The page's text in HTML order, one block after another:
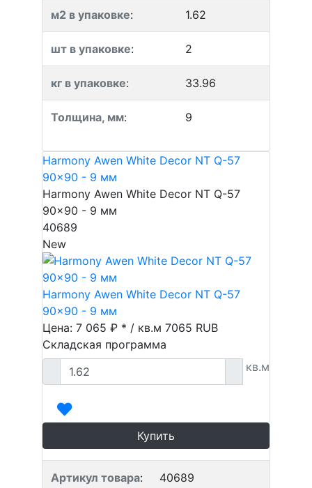
м2 в упаковке: 1.62
шт в упаковке: 2
кг в упаковке: 33.96
Толщина, мм: 9
Harmony Awen White Decor NT Q-57
90x90 - 9 мм
Harmony Awen White Decor NT Q-57
90x90 - 9 мм
40689
New
Harmony Awen White Decor NT Q-57
90x90 - 9 мм
Цена: 7 065 ₽ * / кв.м 7065 RUB
Складская программа
кв.м
Купить
Артикул товара: 40689